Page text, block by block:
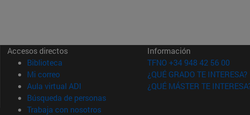
Accesos directos
Biblioteca (abre en nueva ventana)
Mi correo(abre en nueva ventana)
Aula virtual ADI (abre en nueva ventana)
Búsqueda de personas(abre en nueva ventana)
Trabaja con nosotros(abre en nueva ventana)
Información
TFNO +34 948 42 56 00
¿QUÉ GRADO TE INTERESA?
¿QUÉ MÁSTER TE